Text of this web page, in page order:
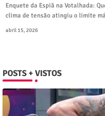
Enquete da Espiã na Votalhada:
clima de tensão atingiu o limite
abril 15, 2026
POSTS + VISTOS